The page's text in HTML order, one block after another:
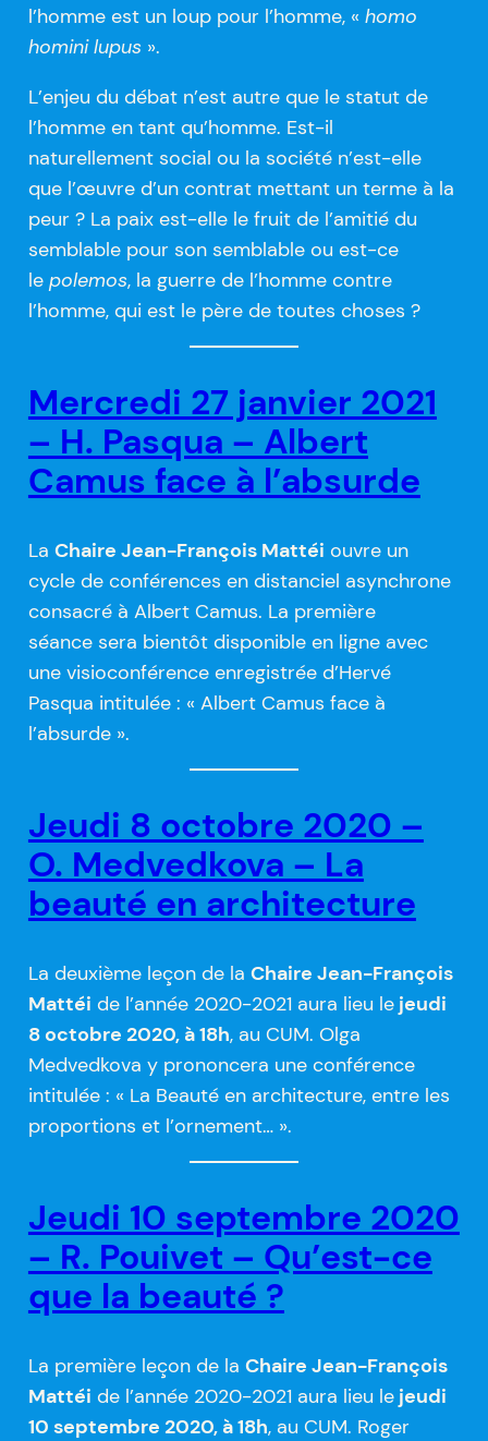
l’homme est un loup pour l’homme, « homo
homini lupus ».
L’enjeu du débat n’est autre que le statut de
l’homme en tant qu’homme. Est-il
naturellement social ou la société n’est-elle
que l’œuvre d’un contrat mettant un terme à la
peur ? La paix est-elle le fruit de l’amitié du
semblable pour son semblable ou est-ce
le polemos, la guerre de l’homme contre
l’homme, qui est le père de toutes choses ?
Mercredi 27 janvier 2021
– H. Pasqua – Albert
Camus face à l’absurde
La Chaire Jean-François Mattéi ouvre un
cycle de conférences en distanciel asynchrone
consacré à Albert Camus. La première
séance sera bientôt disponible en ligne avec
une visioconférence enregistrée d’Hervé
Pasqua intitulée : « Albert Camus face à
l’absurde ».
Jeudi 8 octobre 2020 –
O. Medvedkova – La
beauté en architecture
La deuxième leçon de la Chaire Jean-François
Mattéi de l’année 2020-2021 aura lieu lejeudi
8 octobre 2020, à 18h, au CUM. Olga
Medvedkova y prononcera une conférence
intitulée : « La Beauté en architecture, entre les
proportions et l’ornement… ».
Jeudi 10 septembre 2020
– R. Pouivet – Qu’est-ce
que la beauté ?
La première leçon de la Chaire Jean-François
Mattéi de l’année 2020-2021 aura lieu lejeudi
10 septembre 2020, à 18h, au CUM. Roger